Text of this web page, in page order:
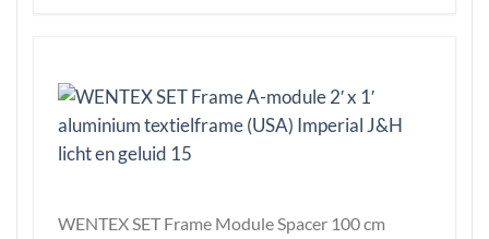
WENTEX SET Frame Module Spacer 100 cm